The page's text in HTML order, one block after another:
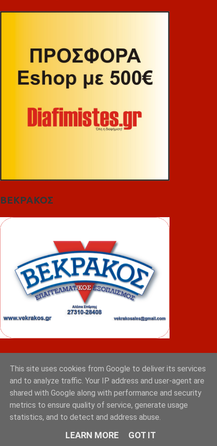
ΒΕΚΡΑΚΟΣ
This site uses cookies from Google to deliver its services
and to analyze traffic. Your IP address and user-agent are
shared with Google along with performance and security
metrics to ensure quality of service, generate usage
statistics, and to detect and address abuse.
LEARN MORE GOT IT